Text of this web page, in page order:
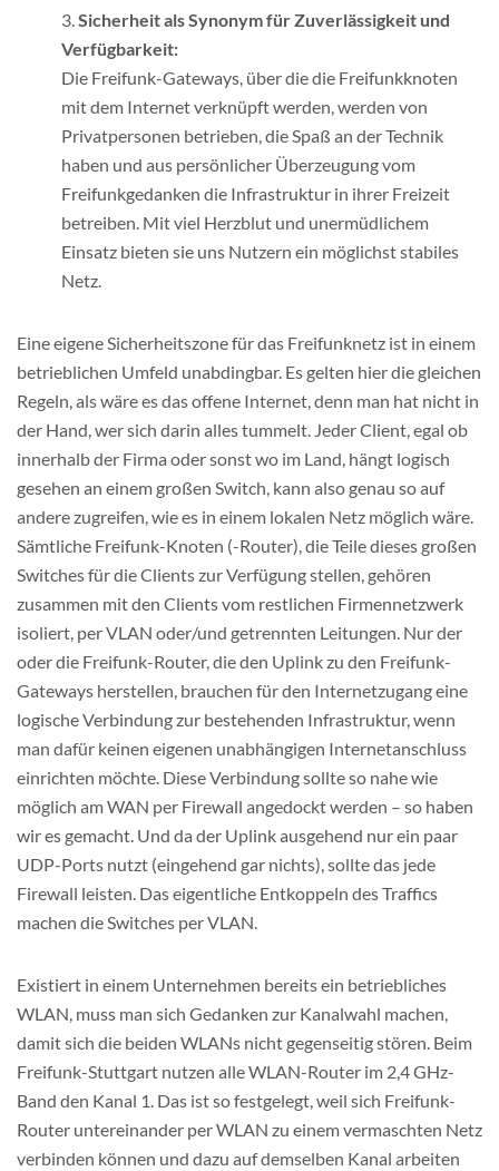
Sicherheit als Synonym für Zuverlässigkeit und
Verfügbarkeit:
Die Freifunk-Gateways, über die die Freifunkknoten
mit dem Internet verknüpft werden, werden von
Privatpersonen betrieben, die Spaß an der Technik
haben und aus persönlicher Überzeugung vom
Freifunkgedanken die Infrastruktur in ihrer Freizeit
betreiben. Mit viel Herzblut und unermüdlichem
Einsatz bieten sie uns Nutzern ein möglichst stabiles
Netz.
Eine eigene Sicherheitszone für das Freifunknetz ist in einem
betrieblichen Umfeld unabdingbar. Es gelten hier die gleichen
Regeln, als wäre es das offene Internet, denn man hat nicht in
der Hand, wer sich darin alles tummelt. Jeder Client, egal ob
innerhalb der Firma oder sonst wo im Land, hängt logisch
gesehen an einem großen Switch, kann also genau so auf
andere zugreifen, wie es in einem lokalen Netz möglich wäre.
Sämtliche Freifunk-Knoten (-Router), die Teile dieses großen
Switches für die Clients zur Verfügung stellen, gehören
zusammen mit den Clients vom restlichen Firmennetzwerk
isoliert, per VLAN oder/und getrennten Leitungen. Nur der
oder die Freifunk-Router, die den Uplink zu den Freifunk-
Gateways herstellen, brauchen für den Internetzugang eine
logische Verbindung zur bestehenden Infrastruktur, wenn
man dafür keinen eigenen unabhängigen Internetanschluss
einrichten möchte. Diese Verbindung sollte so nahe wie
möglich am WAN per Firewall angedockt werden – so haben
wir es gemacht. Und da der Uplink ausgehend nur ein paar
UDP-Ports nutzt (eingehend gar nichts), sollte das jede
Firewall leisten. Das eigentliche Entkoppeln des Traffics
machen die Switches per VLAN.
Existiert in einem Unternehmen bereits ein betriebliches
WLAN, muss man sich Gedanken zur Kanalwahl machen,
damit sich die beiden WLANs nicht gegenseitig stören. Beim
Freifunk-Stuttgart nutzen alle WLAN-Router im 2,4 GHz-
Band den Kanal 1. Das ist so festgelegt, weil sich Freifunk-
Router untereinander per WLAN zu einem vermaschten Netz
verbinden können und dazu auf demselben Kanal arbeiten